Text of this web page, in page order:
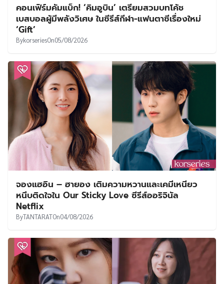
คอนเฟิร์มคัมแบ็ก! ‘คิมอูบิน’ เตรียมสวมบทโค้ช
เบสบอลผู้มีพลังวิเศษ ในซีรีส์กีฬา-แฟนตาซีเรื่องใหม่
‘Gift’
BykorseriesOn05/08/2026
จองแฮอิน – ฮายอง เติมความหวานและเคมีเหนียว
หนึบติดใจใน Our Sticky Love ซีรีส์ออริจินัล
Netflix
ByTANTARATOn04/08/2026